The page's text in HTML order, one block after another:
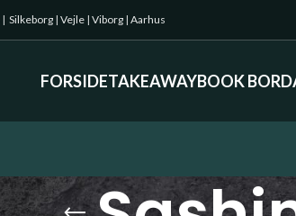
| Silkeborg | Vejle | Viborg | Aarhus
FORSIDETAKEAWAYBOOK BORD